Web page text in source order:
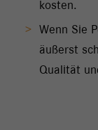
kosten.
Wenn Sie
äußerst
Qualität